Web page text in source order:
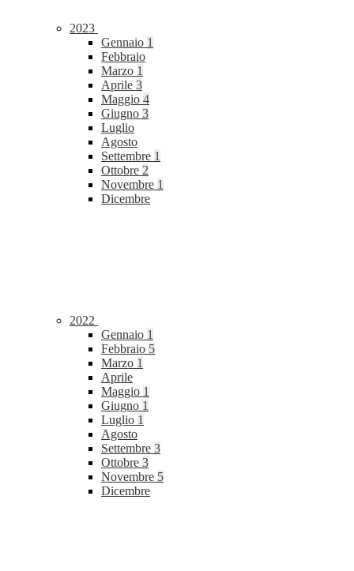
2023
Gennaio 1
Febbraio
Marzo 1
Aprile 3
Maggio 4
Giugno 3
Luglio
Agosto
Settembre 1
Ottobre 2
Novembre 1
Dicembre
2022
Gennaio 1
Febbraio 5
Marzo 1
Aprile
Maggio 1
Giugno 1
Luglio 1
Agosto
Settembre 3
Ottobre 3
Novembre 5
Dicembre